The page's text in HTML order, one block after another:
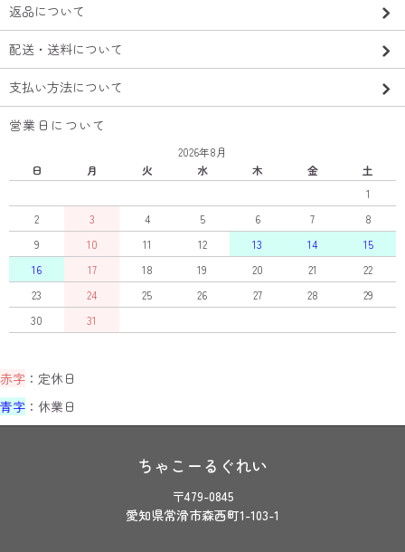
返品について
配送・送料について
支払い方法について
営業日について
2026年8月
日
月 火 水 木 金
土
1
2
3 4 5 6 7
8
9
10 11 12 13 14
15
16
17 18 19 20 21
22
23
24 25 26 27 28
29
30
31
赤字 ：定休日
青字 ：休業日
ちゃこーるぐれい
〒479-0845
愛知県常滑市森西町1-103-1